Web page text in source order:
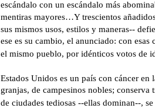
escándalo con un escándalo más
mentiras mayores…Y trescientos
sus mismos usos, estilos y maneras--
ese es su cambio, el anunciado: con
el mismo pueblo, por idénticos votos de
Estados Unidos es un país con cáncer
granjas, de campesinos nobles;
de ciudades tediosas --ellas dominan--,